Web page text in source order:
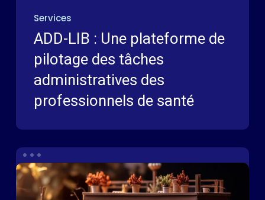
Services
ADD-LIB : Une plateforme de
pilotage des tâches
administratives des
professionnels de santé